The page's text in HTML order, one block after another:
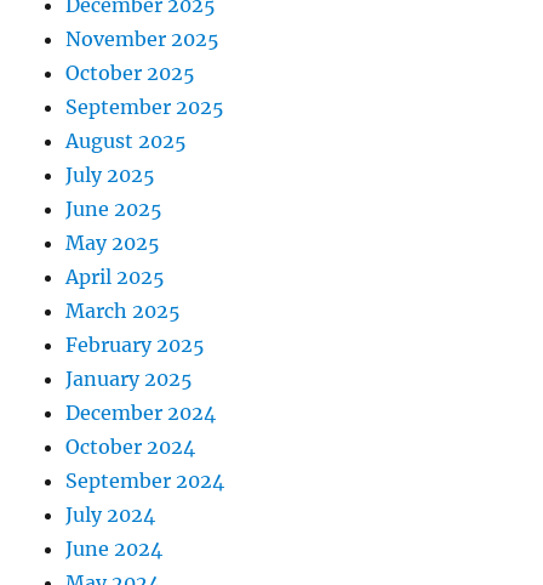
November 2025
October 2025
September 2025
August 2025
July 2025
June 2025
May 2025
April 2025
March 2025
February 2025
January 2025
December 2024
October 2024
September 2024
July 2024
June 2024